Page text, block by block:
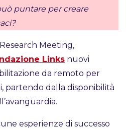
puntare per creare
Meeting,
Links nuovi
da remoto per
partendo dalla disponibilità
esperienze di successo